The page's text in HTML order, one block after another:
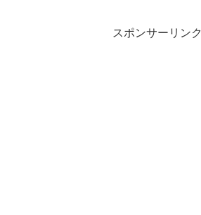
スポンサーリンク